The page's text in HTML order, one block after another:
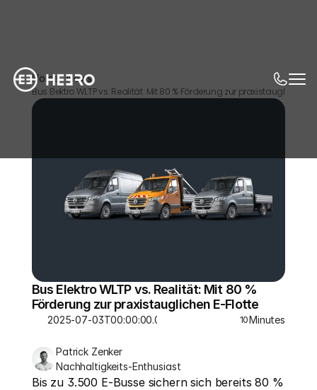
Home News
Bus Elektro WLTP vs. Realität: Mit 80 % Förderung zur praxistauglichen
Bus Elektro WLTP vs. Realität: Mit 80 %
Förderung zur praxistauglichen E-Flotte
2025-07-03T00:00:00.000Z 10Minutes
Patrick Zenker
Nachhaltigkeits-Enthusiast
Bis zu 3.500 E-Busse sichern sich bereits 80 %